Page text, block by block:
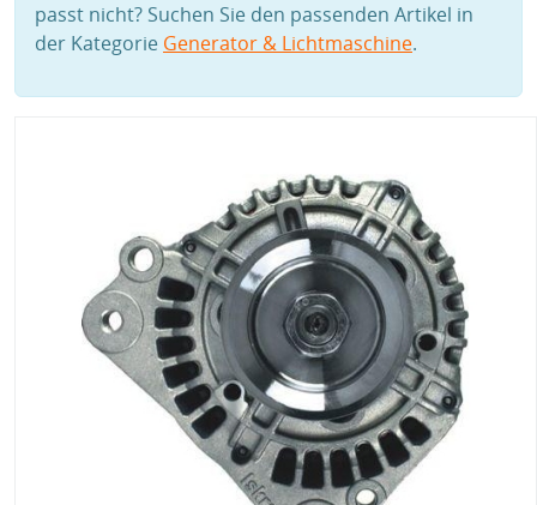
passt nicht? Suchen Sie den passenden Artikel in
der Kategorie Generator & Lichtmaschine.